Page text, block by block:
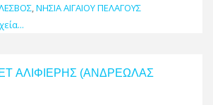
,ΝΗΣΙΑ ΑΙΓΑΙΟΥ ΠΕΛΑΓΟΥΣ
ΑΛΙΦΙΕΡΗΣ (ΑΝΔΡΕΩΛΑΣ